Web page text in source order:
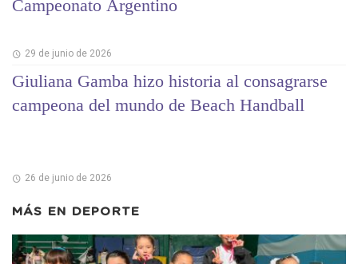
Campeonato Argentino
29 de junio de 2026
Giuliana Gamba hizo historia al consagrarse
campeona del mundo de Beach Handball
26 de junio de 2026
MÁS EN DEPORTE